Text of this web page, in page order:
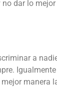
dar lo
a
manera